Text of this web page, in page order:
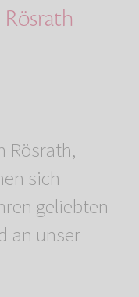
Rösrath,
sich
geliebten
an unser